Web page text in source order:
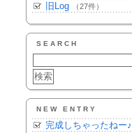
旧Log （27件）
SEARCH
NEW ENTRY
完成しちゃったねー♪